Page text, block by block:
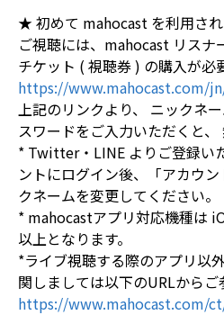
★ 初めて mahocast を利用さ
ご視聴には、mahocast リスナ
チケット ( 視聴券 ) の購入が必
https://www.mahocast.com/
上記のリンクより、 ニックネ
スワードをご入力いただくと、
* Twitter・LINE よりご登録い
ントにログイン後、「アカウ
クネームを変更してください。
* mahocastアプリ対応機種は
以上となります。
*ライブ視聴する際のアプリ以
関しましては以下のURLからご
https://www.mahocast.com/